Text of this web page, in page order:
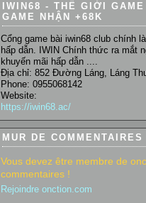
IWIN68 - THẾ GIỚI
GAME NHẬN +68K
Cổng game bài iwin68 club chính
hấp dẫn. IWIN Chính thức ra mắt
khuyến mãi hấp dẫn ....
Địa chỉ: 852 Đường Láng, Láng
Phone: 0955068142
Website:
https://iwin68.ac/
MUR DE COMMENTAIRES
Vous devez être membre de
commentaires !
Rejoindre onction.com